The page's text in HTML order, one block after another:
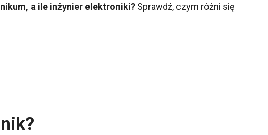
a ile inżynier elektroniki? Sprawdź, czym różni się